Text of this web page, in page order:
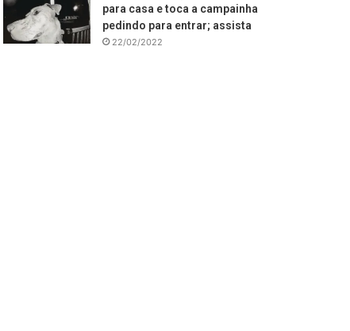
para casa e toca a campainha
pedindo para entrar; assista
22/02/2022